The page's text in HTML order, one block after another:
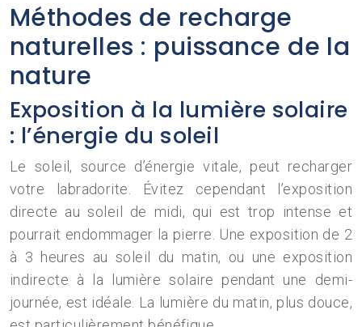
Méthodes de recharge
naturelles : puissance de la
nature
Exposition à la lumière solaire
: l’énergie du soleil
Le soleil, source d’énergie vitale, peut recharger
votre labradorite. Évitez cependant l’exposition
directe au soleil de midi, qui est trop intense et
pourrait endommager la pierre. Une exposition de 2
à 3 heures au soleil du matin, ou une exposition
indirecte à la lumière solaire pendant une demi-
journée, est idéale. La lumière du matin, plus douce,